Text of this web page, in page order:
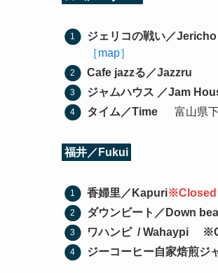
ジェリコの戦い／
［map］
Cafe jazzる／Jazzru
ジャムハウス ／Jam
タイム／Time 富山県下
福井／Fukui
香婦里／Kapuri※Closed
ダウンビート／Down
ワハンピ / Wahaypi
ジーコーヒー自家焙煎ジ